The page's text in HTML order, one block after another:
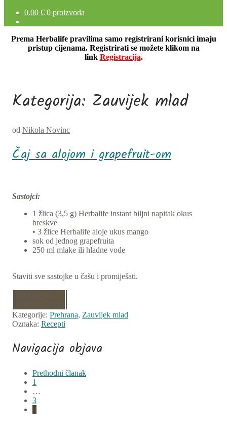
0.00 € 0 proizvoda
Prema Herbalife pravilima samo registrirani korisnici imaju
pristup cijenama. Registrirati se možete klikom na
link Registracija.
Kategorija: Zauvijek mlad
od Nikola Novinc
Čaj sa alojom i grapefruit-om
Sastojci:
1 žlica (3,5 g) Herbalife instant biljni napitak okus
breskve
• 3 žlice Herbalife aloje ukus mango
sok od jednog grapefruita
250 ml mlake ili hladne vode
Staviti sve sastojke u čašu i promiješati.
Kategorije: Prehrana, Zauvijek mlad
Oznaka: Recepti
Navigacija objava
Prethodni članak
1
…
3
4